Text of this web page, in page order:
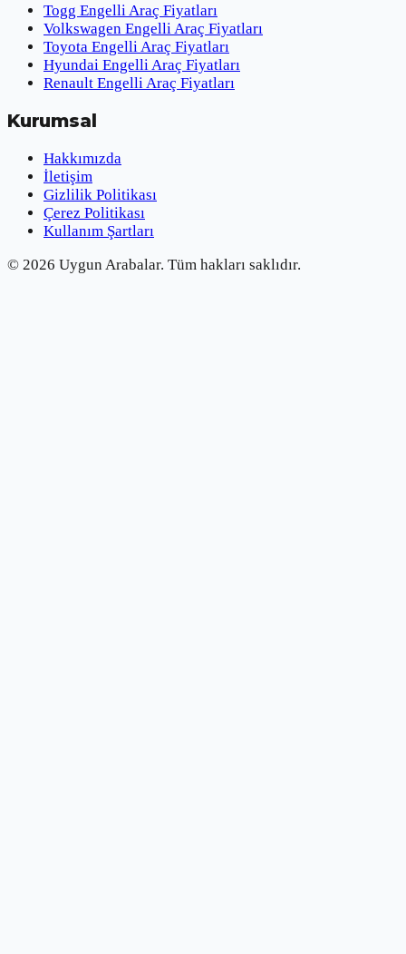
Togg Engelli Araç Fiyatları
Volkswagen Engelli Araç Fiyatları
Toyota Engelli Araç Fiyatları
Hyundai Engelli Araç Fiyatları
Renault Engelli Araç Fiyatları
Kurumsal
Hakkımızda
İletişim
Gizlilik Politikası
Çerez Politikası
Kullanım Şartları
© 2026 Uygun Arabalar. Tüm hakları saklıdır.